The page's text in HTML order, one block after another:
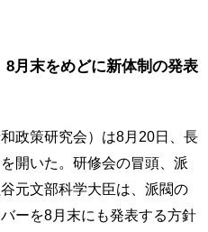
月末をめどに新体制の発表
政策研究会）は8月20日、長
開いた。研修会の冒頭、派
元文部科学大臣は、派閥の
ーを8月末にも発表する方針